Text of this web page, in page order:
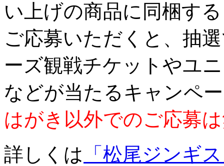
い上げの商品に同梱す
ご応募いただくと、抽
ーズ観戦チケットやユ
などが当たるキャンペ
はがき以外でのご応募
詳しくは 「松尾ジンギ